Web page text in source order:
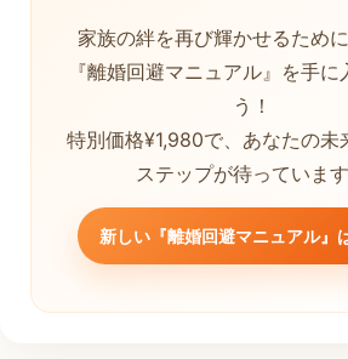
家族の絆を再び輝かせるため
『離婚回避マニュアル』を手に
う！
特別価格¥1,980で、あなたの未
ステップが待っています
新しい『離婚回避マニュアル』